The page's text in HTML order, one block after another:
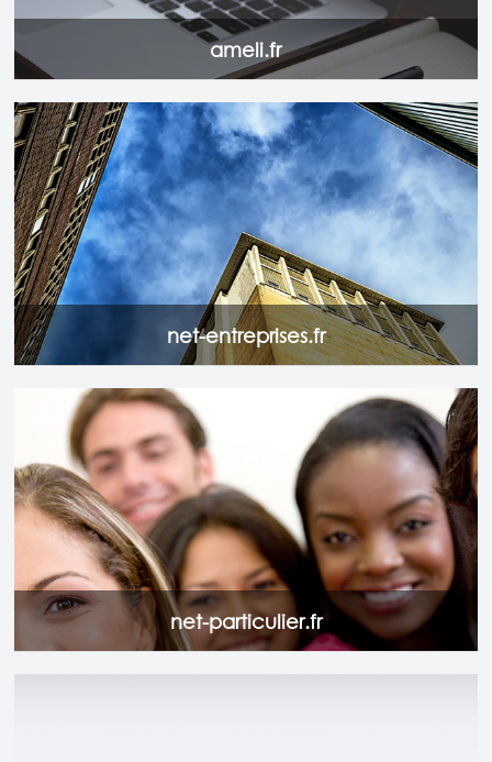
ameli.fr
net-entreprises.fr
net-entreprises.fr
est le service proposé aux entreprises,
aux collectivités, et à leurs mandataires (experts-
comptables, centres et associations de gestion agréés...)
par l’ensemble des organismes de protection sociale pour
effectuer et régler, par internet, de manière sécurisée,
simple et gratuite, leurs déclarations sociales.
Accéder au site
net-particulier.fr
Le Portail Officiel du Particulier Employeur et du Salarié.
Accéder au site